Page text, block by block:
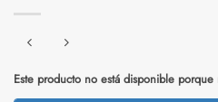
Este producto no está disponible